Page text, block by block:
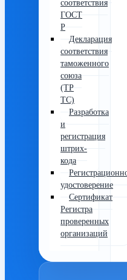
соответствия
ГОСТ
Р
Декларация
соответствия
таможенного
союза
(ТР
ТС)
Разработка
и
регистрация
штрих-
кода
удостоверение
Сертификат
Регистра
проверенных
организаций